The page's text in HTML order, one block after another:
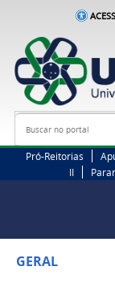
Busca
Pró-Reitorias
II
GERAL